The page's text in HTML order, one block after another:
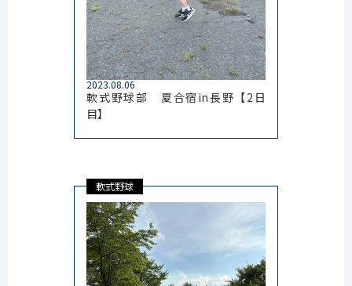
2023.08.06
軟式野球部 夏合宿in長野【2日
目】
軟式野球